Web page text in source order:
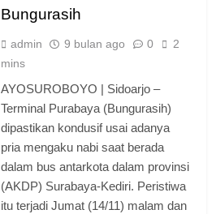
Bungurasih
admin 9 bulan ago 0
2
mins
AYOSUROBOYO | Sidoarjo –
Terminal Purabaya (Bungurasih)
dipastikan kondusif usai adanya
pria mengaku nabi saat berada
dalam bus antarkota dalam provinsi
(AKDP) Surabaya-Kediri. Peristiwa
itu terjadi Jumat (14/11) malam dan